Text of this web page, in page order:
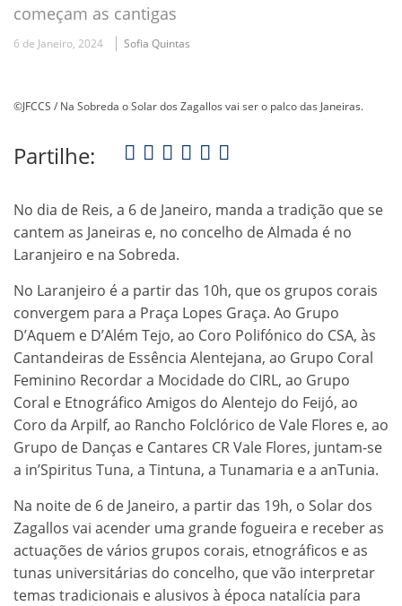
começam as cantigas
6 de Janeiro, 2024 Sofia Quintas
©JFCCS / Na Sobreda o Solar dos Zagallos vai ser o palco das Janeiras.
Partilhe:
No dia de Reis, a 6 de Janeiro, manda a tradição que se
cantem as Janeiras e, no concelho de Almada é no
Laranjeiro e na Sobreda.
No Laranjeiro é a partir das 10h, que os grupos corais
convergem para a Praça Lopes Graça. Ao Grupo
D’Aquem e D’Além Tejo, ao Coro Polifónico do CSA, às
Cantandeiras de Essência Alentejana, ao Grupo Coral
Feminino Recordar a Mocidade do CIRL, ao Grupo
Coral e Etnográfico Amigos do Alentejo do Feijó, ao
Coro da Arpilf, ao Rancho Folclórico de Vale Flores e, ao
Grupo de Danças e Cantares CR Vale Flores, juntam-se
a in’Spiritus Tuna, a Tintuna, a Tunamaria e a anTunia.
Na noite de 6 de Janeiro, a partir das 19h, o Solar dos
Zagallos vai acender uma grande fogueira e receber as
actuações de vários grupos corais, etnográficos e as
tunas universitárias do concelho, que vão interpretar
temas tradicionais e alusivos à época natalícia para